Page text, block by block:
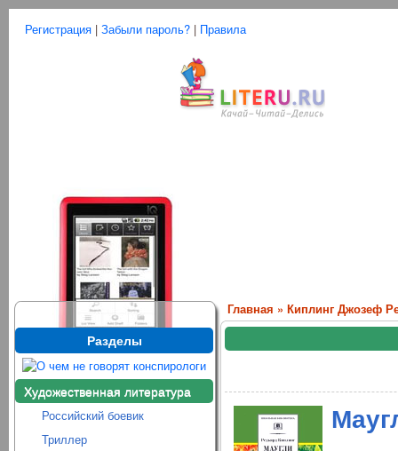
Регистрация | Забыли пароль? | Правила
Разделы
Художественная литература
Российский боевик
Триллер
Главная » Киплинг Джозеф